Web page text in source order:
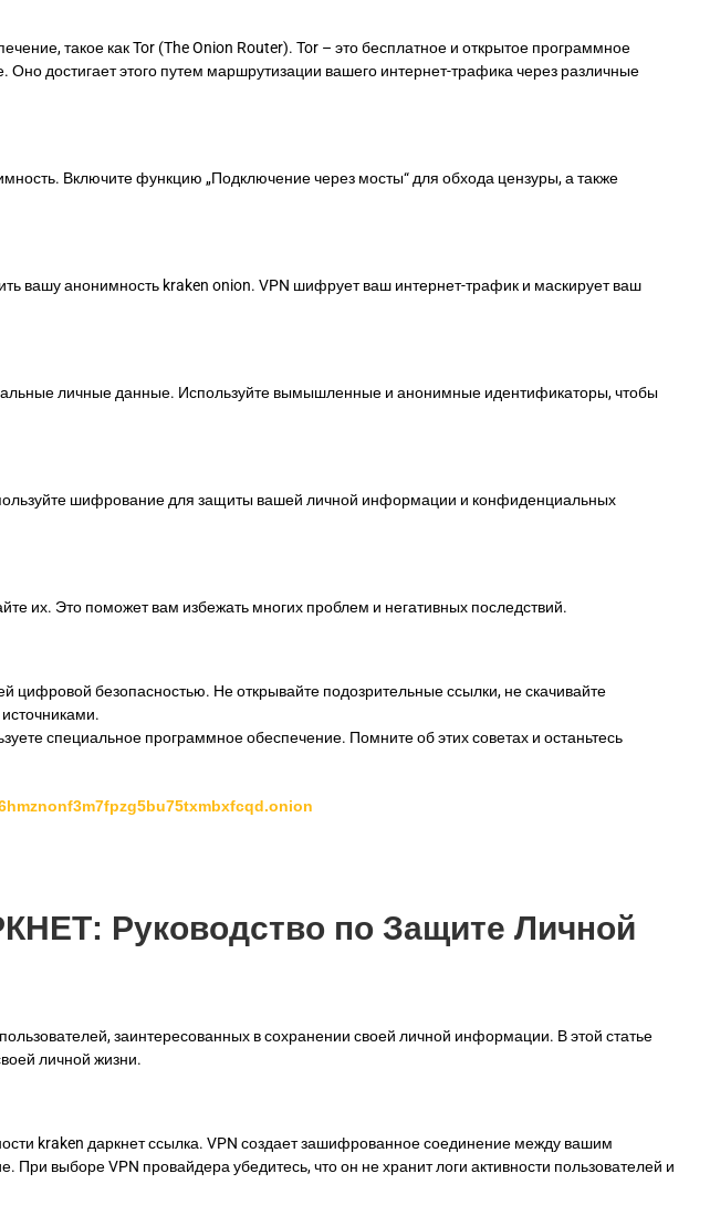
такое как Tor (The Onion Router). Tor – это бесплатное и открытое программное
достигает этого путем маршрутизации вашего интернет-трафика через различные
Включите функцию „Подключение через мосты“ для обхода цензуры, а также
вашу анонимность kraken onion. VPN шифрует ваш интернет-трафик и маскирует ваш
личные данные. Используйте вымышленные и анонимные идентификаторы, чтобы
шифрование для защиты вашей личной информации и конфиденциальных
их. Это поможет вам избежать многих проблем и негативных последствий.
цифровой безопасностью. Не открывайте подозрительные ссылки, не скачивайте
специальное программное обеспечение. Помните об этих советах и останьтесь
Руководство по Защите Личной
заинтересованных в сохранении своей личной информации. В этой статье
личной жизни.
kraken даркнет ссылка. VPN создает зашифрованное соединение между вашим
выборе VPN провайдера убедитесь, что он не хранит логи активности пользователей и